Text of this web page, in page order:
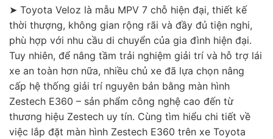
➤ Toyota Veloz là mẫu MPV 7 chỗ hiện đại, thiết kế
thời thượng, không gian rộng rãi và đầy đủ tiện nghi,
phù hợp với nhu cầu di chuyển của gia đình hiện đại.
Tuy nhiên, để nâng tầm trải nghiệm giải trí và hỗ trợ lái
xe an toàn hơn nữa, nhiều chủ xe đã lựa chọn nâng
cấp hệ thống giải trí nguyên bản bằng màn hình
Zestech E360 – sản phẩm công nghệ cao đến từ
thương hiệu Zestech uy tín. Cùng tìm hiểu chi tiết về
việc lắp đặt màn hình Zestech E360 trên xe Toyota